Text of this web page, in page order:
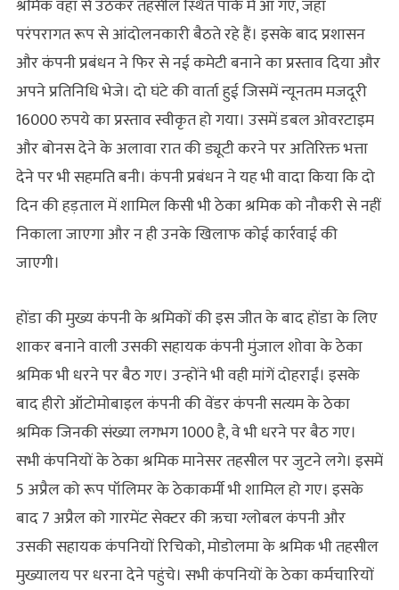
श्रमिक वहां से उठकर तहसील स्थित पार्क में आ गए, जहां
परंपरागत रूप से आंदोलनकारी बैठते रहे हैं। इसके बाद प्रशासन
और कंपनी प्रबंधन ने फिर से नई कमेटी बनाने का प्रस्ताव दिया और
अपने प्रतिनिधि भेजे। दो घंटे की वार्ता हुई जिसमें न्यूनतम मजदूरी
16000 रुपये का प्रस्ताव स्वीकृत हो गया। उसमें डबल ओवरटाइम
और बोनस देने के अलावा रात की ड्यूटी करने पर अतिरिक्त भत्ता
देने पर भी सहमति बनी। कंपनी प्रबंधन ने यह भी वादा किया कि दो
दिन की हड़ताल में शामिल किसी भी ठेका श्रमिक को नौकरी से नहीं
निकाला जाएगा और न ही उनके खिलाफ कोई कार्रवाई की
जाएगी।
होंडा की मुख्य कंपनी के श्रमिकों की इस जीत के बाद होंडा के लिए
शाकर बनाने वाली उसकी सहायक कंपनी मुंजाल शोवा के ठेका
श्रमिक भी धरने पर बैठ गए। उन्होंने भी वही मांगें दोहराईं। इसके
बाद हीरो ऑटोमोबाइल कंपनी की वेंडर कंपनी सत्यम के ठेका
श्रमिक जिनकी संख्या लगभग 1000 है, वे भी धरने पर बैठ गए।
सभी कंपनियों के ठेका श्रमिक मानेसर तहसील पर जुटने लगे। इसमें
5 अप्रैल को रूप पॉलिमर के ठेकाकर्मी भी शामिल हो गए। इसके
बाद 7 अप्रैल को गारमेंट सेक्टर की ऋचा ग्लोबल कंपनी और
उसकी सहायक कंपनियों रिचिको, मोडोलमा के श्रमिक भी तहसील
मुख्यालय पर धरना देने पहुंचे। सभी कंपनियों के ठेका कर्मचारियों